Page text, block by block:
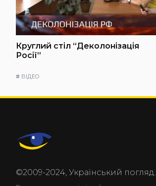
Круглий стіл “Деколонізація
Росії”
# ВІДЕО
©2009-2024, Український погляд.